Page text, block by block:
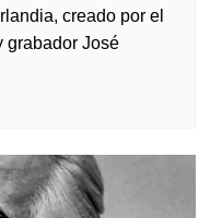
creado por el
grabador José